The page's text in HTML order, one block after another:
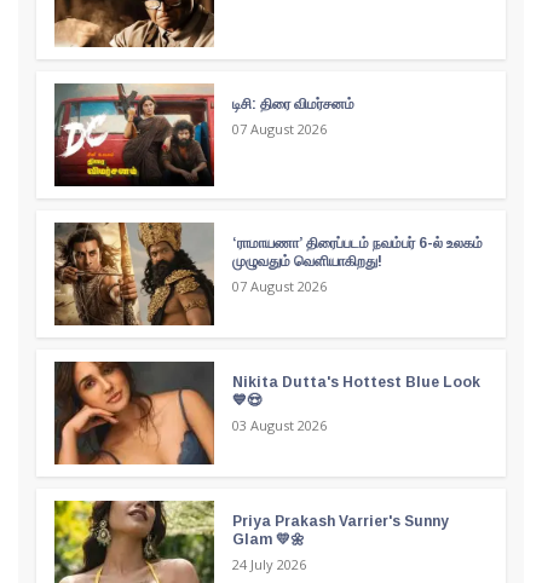
டிசி: திரை விமர்சனம்
07 August 2026
‘ராமாயணா’ திரைப்படம் நவம்பர் 6-ல் உலகம்
முழுவதும் வெளியாகிறது!
07 August 2026
Nikita Dutta's Hottest Blue Look
💙😍
03 August 2026
Priya Prakash Varrier's Sunny
Glam 💛🌼
24 July 2026